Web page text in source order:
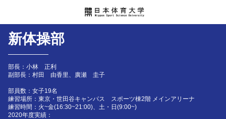
新体操部
部長：小林 正利
副部長：村田 由香里、廣瀬 圭子
部員数：女子19名
練習場所：東京・世田谷キャンパス スポーツ棟2階 メインアリーナ
練習時間：火~金(16:30~21:00)、土・日(9:00~)
2020年度実績：